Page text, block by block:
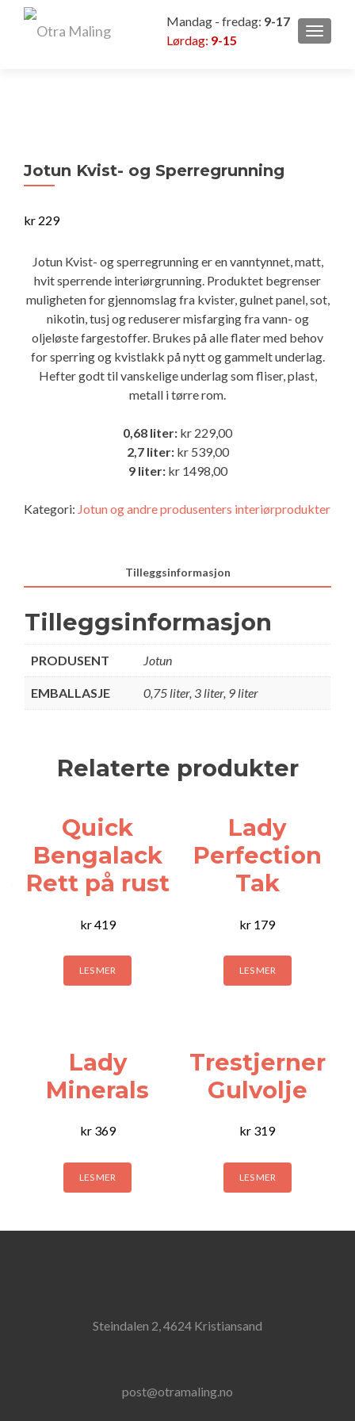
Mandag - fredag: 9-17
Lørdag: 9-15
Jotun Kvist- og Sperregrunning
kr 229
Jotun Kvist- og sperregrunning er en vanntynnet, matt,
hvit sperrende interiørgrunning. Produktet begrenser
muligheten for gjennomslag fra kvister, gulnet panel, sot,
nikotin, tusj og reduserer misfarging fra vann- og
oljeløste fargestoffer. Brukes på alle flater med behov
for sperring og kvistlakk på nytt og gammelt underlag.
Hefter godt til vanskelige underlag som fliser, plast,
metall i tørre rom.
0,68 liter: kr 229,00
2,7 liter:kr 539,00
9 liter:kr 1498,00
Kategori: Jotun og andre produsenters interiørprodukter
Tilleggsinformasjon
Tilleggsinformasjon
PRODUSENT Jotun
EMBALLASJE 0,75 liter, 3 liter, 9 liter
Relaterte produkter
Quick
Bengalack
Rett på rust
kr419
LES MER
Lady
Perfection
Tak
kr 179
LES MER
Lady
Minerals
kr369
LES MER
Trestjerner
Gulvolje
kr 319
LES MER
Steindalen 2, 4624 Kristiansand
post@otramaling.no